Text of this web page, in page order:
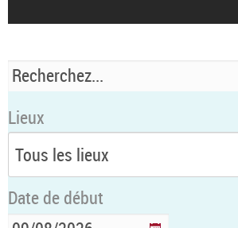
Lieux
Date de début